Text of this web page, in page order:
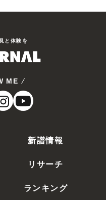
と体験を
ME
新譜情報
リサーチ
ランキング